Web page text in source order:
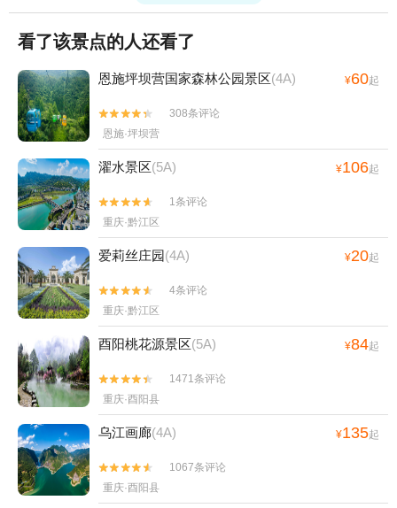
看了该景点的人还看了
恩施坪坝营国家森林公园景区(4A) ¥60起


308条评论
恩施·坪坝营
濯水景区(5A) ¥106起


1条评论
重庆·黔江区
爱莉丝庄园(4A) ¥20起


4条评论
重庆·黔江区
酉阳桃花源景区(5A) ¥84起


1471条评论
重庆·酉阳县
乌江画廊(4A) ¥135起


1067条评论
重庆·酉阳县